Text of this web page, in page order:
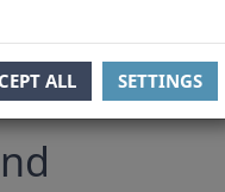
ALL SETTINGS
13 of 72